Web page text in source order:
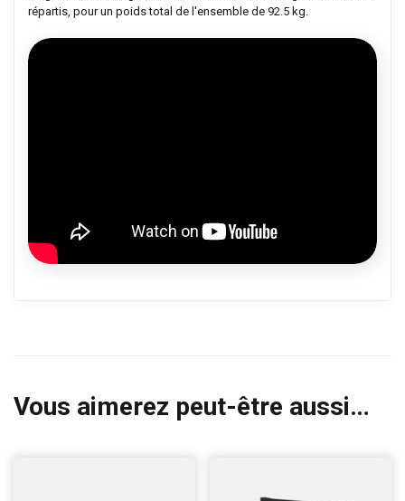
répartis, pour un poids total de l'ensemble de 92.5 kg.
Vous aimerez peut-être aussi…